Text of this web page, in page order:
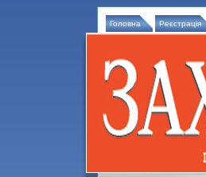
Головна Реєстрація